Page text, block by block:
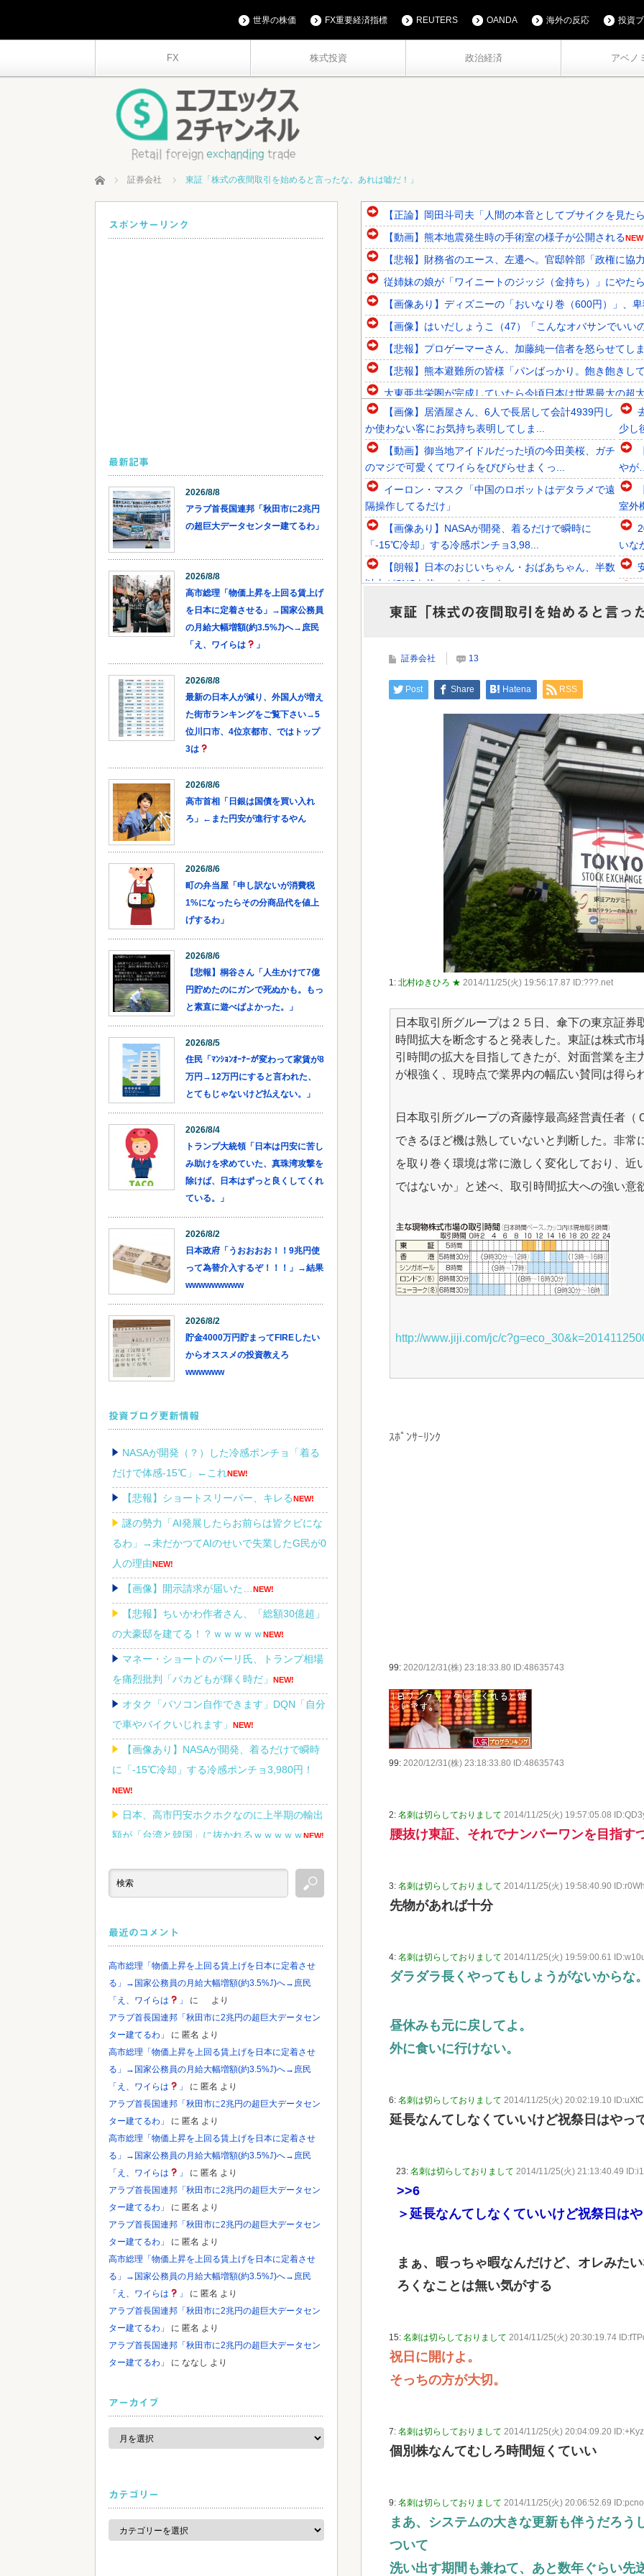
FX 株式投資 政治経済 アベノ
世界の株価 FX重要経済指標 REUTERS OANDA 海外の反応 投資
ホーム 証券会社 東証「株式の夜間取引を始めると言ったな。あれは嘘だ！」
【正論】岡田斗司夫「人間の本音としてブサイクを見た
【動画】熊本地震発生時の手術室の様子が公開される
【悲報】財務省のエース、左遷へ。官邸幹部「政権に協
従姉妹の娘が「ワイニートのジッジ（金持ち）」にやた
【画像あり】ディズニーの「おいなり巻（600円）」、
【画像】はいだしょうこ（47）「こんなオバサンでいい
【悲報】プロゲーマーさん、加藤純一信者を怒らせてし
【悲報】熊本避難所の皆様「パンばっかり。飽き飽きして
大東亜共栄圏が完成していたら今頃日本は世界最大の超
韓国人「大韓サッカー協会が過去に20人の外国人審判
韓国人「欧州メディアがロンドン五輪銅メダルはく奪の
韓国人「韓国サッカー協会関係者が『不適切接待は慣行
Powered by livedoor 相互RSS
【画像】居酒屋さん、6人で長居して会計4939円し
か使わない客にお気持ち表明してしま...
【動画】御当地アイドルだった頃の今田美桜、ガチ
のマジで可愛くてワイらをびびらせまくっ...
イーロン・マスク「中国のロボットはデタラメで遠
隔操作してるだけ」
【画像あり】NASAが開発、着るだけで瞬時に
「-15℃冷却」する冷感ポンチョ3,98...
【朗報】日本のおじいちゃん・おばあちゃん、半数
以上がSNSを使いこなしていたｗｗｗｗ...
【京都大病院】誤って正常脳幹を摘出された女性､
重篤な植物状態だが意識は正常で何かを思...
Powered by livedoor 相互RSS
少し
やが…
室外
いな
ペ
東証「株式の夜間取引を始めると言っ
証券会社 13
Post Share Hatena RSS
1: 北村ゆきひろ ★ 2014/11/25(火) 19:56:17.87 ID:???.net
日本取引所グループは２５日、傘下の東京証券
時間拡大を断念すると発表した。東証は株式市
引時間の拡大を目指してきたが、対面営業を主
が根強く、現時点で業界内の幅広い賛同は得ら
日本取引所グループの斉藤惇最高経営責任者（
できるほど機は熟していないと判断した。非常
を取り巻く環境は常に激しく変化しており、
ではないか」と述べ、取引時間拡大への強い意
http://www.jiji.com/jc/
ｽﾎﾟﾝｻｰﾘﾝｸ
99: 2020/12/31(株) 23:18:33.80 ID:48635743
99: 2020/12/31(株) 23:18:33.80 ID:48635743
2: 名刺は切らしておりまして 2014/11/25(火) 19:57:05.08
腰抜け東証、それでナンバーワンを目指す
3: 名刺は切らしておりまして 2014/11/25(火) 19:58:40.90
先物があれば十分
4: 名刺は切らしておりまして 2014/11/25(火) 19:59:00.61
ダラダラ長くやってもしょうがないからな。
昼休みも元に戻してよ。
外に食いに行けない。
6: 名刺は切らしておりまして 2014/11/25(火) 20:02:19.10
延長なんてしなくていいけど祝祭日はやっ
23: 名刺は切らしておりまして 2014/11/25(火) 21:13:40.49
>>6
＞延長なんてしなくていいけど祝祭日は
まぁ、暇っちゃ暇なんだけど、オレみた
ろくなことは無い気がする
15: 名刺は切らしておりまして 2014/11/25(火) 20:30:19.74
祝日に開けよ。
そっちの方が大切。
7: 名刺は切らしておりまして 2014/11/25(火) 20:04:09.20
個別株なんてむしろ時間短くていい
9: 名刺は切らしておりまして 2014/11/25(火) 20:06:52.69
まあ、システムの大きな更新も伴うだろう
ついて
洗い出す期間も兼ねて、あと数年ぐらい先
スポンサーリンク
最新記事
2026/8/8
アラブ首長国連邦「秋田市に2兆円
の超巨大データセンター建てるわ」
2026/8/8
高市総理「物価上昇を上回る賃上げ
を日本に定着させる」→国家公務員
の月給大幅増額(約3.5%⤴)へ→庶民
「え、ワイらは
」
2026/8/8
最新の日本人が減り、外国人が増え
た街市ランキングをご覧下さい→5
位川口市、4位京都市、ではトップ
3は
2026/8/6
高市首相「日銀は国債を買い入れ
ろ」←また円安が進行するやん
2026/8/6
町の弁当屋「申し訳ないが消費税
1%になったらその分商品代を値上
げするわ」
2026/8/6
【悲報】桐谷さん「人生かけて7億
円貯めたのにガンで死ぬかも。もっ
と素直に遊べばよかった。」
2026/8/5
住民「ﾏﾝｼｮﾝｵｰﾅｰが変わって家賃が8
万円→12万円にすると言われた、
とてもじゃないけど払えない。」
2026/8/4
トランプ大統領「日本は円安に苦し
み助けを求めていた、真珠湾攻撃を
除けば、日本はずっと良くしてくれ
ている。」
2026/8/2
日本政府「うおおおお！！9兆円使
って為替介入するぞ！！！」→結果
wwwwwwwww
2026/8/2
貯金4000万円貯まってFIREしたい
からオススメの投資教えろ
wwwwww
投資ブログ更新情報
NASAが開発（？）した冷感ポンチョ「着る
だけで体感-15℃」←これNEW!
【悲報】ショートスリーパー、キレるNEW!
謎の勢力「AI発展したらお前らは皆クビにな
るわ」→未だかつてAIのせいで失業したG民が0
人の理由NEW!
【画像】開示請求が届いた… NEW!
【悲報】ちいかわ作者さん、「総額30億超」
の大豪邸を建てる！？ｗｗｗｗｗNEW!
マネー・ショートのバーリ氏、トランプ相場
を痛烈批判「バカどもが輝く時だ」
NEW!
オタク「パソコン自作できます」DQN「自分
で車やバイクいじれます」
NEW!
【画像あり】NASAが開発、着るだけで瞬時
に「-15℃冷却」する冷感ポンチョ3,980円！
NEW!
日本、高市円安ホクホクなのに上半期の輸出
額が「台湾と韓国」に抜かれるｗｗｗｗｗNEW!
最近のコメント
高市総理「物価上昇を上回る賃上げを日本に定着させ
る」→国家公務員の月給大幅増額(約3.5%⤴)へ→庶民
「え、ワイらは
」 に
より
アラブ首長国連邦「秋田市に2兆円の超巨大データセン
ター建てるわ」
に 匿名 より
高市総理「物価上昇を上回る賃上げを日本に定着させ
る」→国家公務員の月給大幅増額(約3.5%⤴)へ→庶民
「え、ワイらは
」 に 匿名 より
アラブ首長国連邦「秋田市に2兆円の超巨大データセン
ター建てるわ」
に 匿名 より
高市総理「物価上昇を上回る賃上げを日本に定着させ
る」→国家公務員の月給大幅増額(約3.5%⤴)へ→庶民
「え、ワイらは
」 に 匿名 より
アラブ首長国連邦「秋田市に2兆円の超巨大データセン
ター建てるわ」
に 匿名 より
アラブ首長国連邦「秋田市に2兆円の超巨大データセン
ター建てるわ」
に 匿名 より
高市総理「物価上昇を上回る賃上げを日本に定着させ
る」→国家公務員の月給大幅増額(約3.5%⤴)へ→庶民
「え、ワイらは
」 に 匿名 より
アラブ首長国連邦「秋田市に2兆円の超巨大データセン
ター建てるわ」
に 匿名 より
アラブ首長国連邦「秋田市に2兆円の超巨大データセン
ター建てるわ」
に ななし より
アーカイブ
ア
カ
カテゴリー
カ
ゴ